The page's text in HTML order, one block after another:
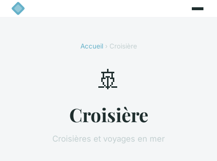
Accueil› Croisière
🚢
Croisière
Croisières et voyages en mer